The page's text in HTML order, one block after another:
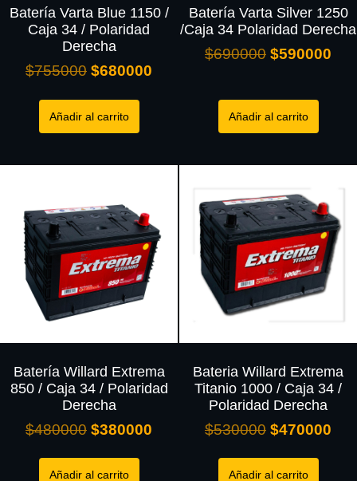
Batería Varta Blue 1150 /
Caja 34 / Polaridad
Derecha
$755000 $680000
Añadir al carrito
Batería Varta Silver 1250
/Caja 34 Polaridad Derecha
$690000 $590000
Añadir al carrito
Batería Willard Extrema
850 / Caja 34 / Polaridad
Derecha
$480000 $380000
Añadir al carrito
Bateria Willard Extrema
Titanio 1000 / Caja 34 /
Polaridad Derecha
$530000 $470000
Añadir al carrito